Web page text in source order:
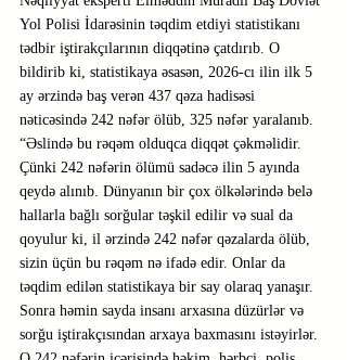
Yol Polisi İdarəsinin təqdim etdiyi statistikanı
tədbir iştirakçılarının diqqətinə çatdırıb. O
bildirib ki, statistikaya əsasən, 2026-cı ilin ilk 5
ay ərzində baş verən 437 qəza hadisəsi
nəticəsində 242 nəfər ölüb, 325 nəfər yaralanıb.
“Əslində bu rəqəm olduqca diqqət çəkməlidir.
Çünki 242 nəfərin ölümü sadəcə ilin 5 ayında
qeydə alınıb. Dünyanın bir çox ölkələrində belə
hallarla bağlı sorğular təşkil edilir və sual da
qoyulur ki, il ərzində 242 nəfər qəzalarda ölüb,
sizin üçün bu rəqəm nə ifadə edir. Onlar da
təqdim edilən statistikaya bir say olaraq yanaşır.
Sonra həmin sayda insanı arxasına düzürlər və
sorğu iştirakçısından arxaya baxmasını istəyirlər.